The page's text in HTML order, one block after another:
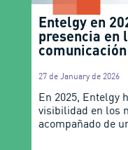
Entelgy en
presencia en
comunicación
27 de January de 2026
En 2025, Entelgy
visibilidad en los
acompañado de